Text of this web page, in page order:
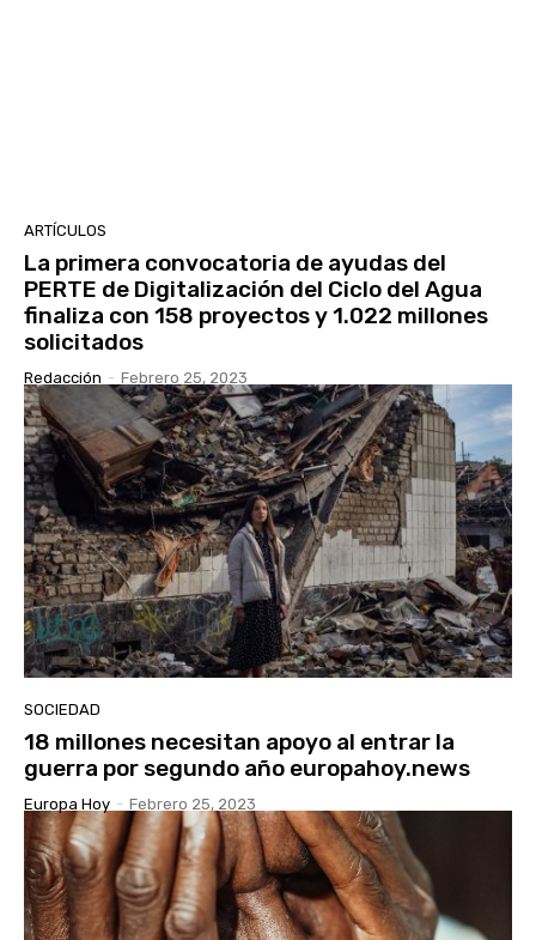
ARTÍCULOS
La primera convocatoria de ayudas del
PERTE de Digitalización del Ciclo del Agua
finaliza con 158 proyectos y 1.022 millones
solicitados
Redacción - Febrero 25, 2023
SOCIEDAD
18 millones necesitan apoyo al entrar la
guerra por segundo año europahoy.news
Europa Hoy - Febrero 25, 2023